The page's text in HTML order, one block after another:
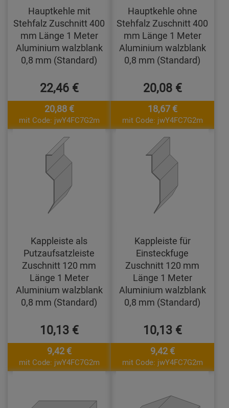
Hauptkehle mit
Stehfalz Zuschnitt 400
mm Länge 1 Meter
Aluminium walzblank
0,8 mm (Standard)
22,46 €
20,88 €
mit Code: jwY4FC7G2m
Hauptkehle ohne
Stehfalz Zuschnitt 400
mm Länge 1 Meter
Aluminium walzblank
0,8 mm (Standard)
20,08 €
18,67 €
mit Code: jwY4FC7G2m
Kappleiste als
Putzaufsatzleiste
Zuschnitt 120 mm
Länge 1 Meter
Aluminium walzblank
0,8 mm (Standard)
10,13 €
9,42 €
mit Code: jwY4FC7G2m
Kappleiste für
Einsteckfuge
Zuschnitt 120 mm
Länge 1 Meter
Aluminium walzblank
0,8 mm (Standard)
10,13 €
9,42 €
mit Code: jwY4FC7G2m